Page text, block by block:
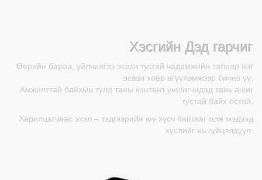
Хэсгийн Дэд гарчиг
Өөрийн бараа, үйлчилгээ эсвэл тусгай чадамжийн талаар нэг
эсвэл хоёр өгүүлэмжээр бичнэ үү.
Амжилттай байхын тулд таны контент уншигчидад тань ашиг
тустай байх ёстой.
Харилцагчаас эхэл – тэдгээрийн юу хүсч байгааг олж мэдээд
хүслийг нь гүйцэлдүүл.